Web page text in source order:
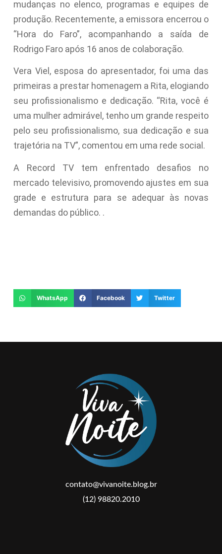
mudanças no elenco, programas e equipes de
produção. Recentemente, a emissora encerrou o
“Hora do Faro”, acompanhando a saída de
Rodrigo Faro após 16 anos de colaboração.
Vera Viel, esposa do apresentador, foi uma das
primeiras a prestar homenagem a Rita, elogiando
seu profissionalismo e dedicação. “Rita, você é
uma mulher admirável, tenho um grande respeito
pelo seu profissionalismo, sua dedicação e sua
trajetória na TV”, comentou em uma rede social.
A Record TV tem enfrentado desafios no
mercado televisivo, promovendo ajustes em sua
grade e estrutura para se adequar às novas
demandas do público. .
WhatsApp Facebook Twitter
contato@vivanoite.blog.br
(12) 98820.2010